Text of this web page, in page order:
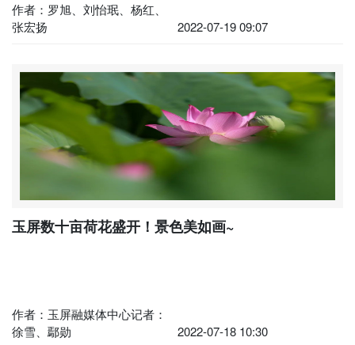
作者：罗旭、刘怡珉、杨红、
张宏扬
2022-07-19 09:07
玉屏数十亩荷花盛开！景色美如画~
作者：玉屏融媒体中心记者：
徐雪、鄢勋
2022-07-18 10:30